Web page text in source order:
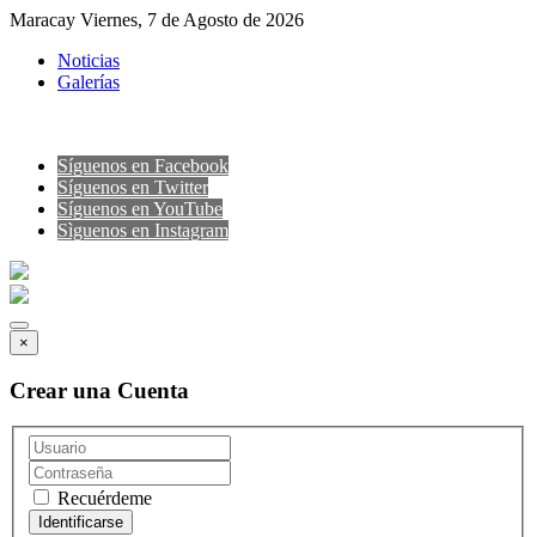
Maracay Viernes, 7 de Agosto de 2026
Noticias
Galerías
Síguenos en Facebook
Síguenos en Twitter
Síguenos en YouTube
Sìguenos en Instagram
×
Crear una Cuenta
Recuérdeme